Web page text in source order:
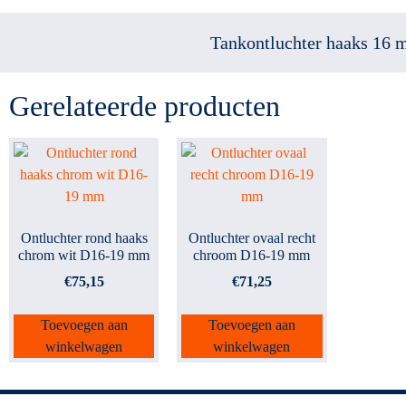
Tankontluchter haaks 16
Gerelateerde producten
Ontluchter rond haaks
chrom wit D16-19 mm
€75,15
Toevoegen aan
winkelwagen
Ontluchter ovaal recht
chroom D16-19 mm
€71,25
Toevoegen aan
winkelwagen